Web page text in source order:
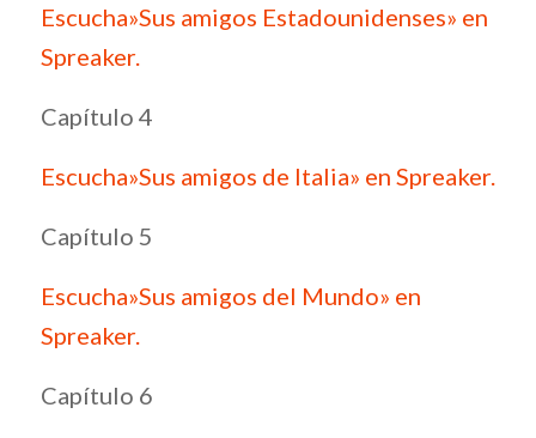
Escucha»Sus amigos Estadounidenses» en
Spreaker.
Capítulo 4
Escucha»Sus amigos de Italia» en Spreaker.
Capítulo 5
Escucha»Sus amigos del Mundo» en
Spreaker.
Capítulo 6